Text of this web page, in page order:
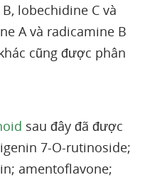
lobechidine C và
A và radicamine B
cũng được phân
sau đây đã được
7-O-rutinoside;
amentoflavone;